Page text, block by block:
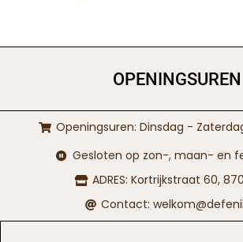
OPENINGSUREN
Openingsuren: Dinsdag -
Gesloten op zon-, maan- en
ADRES: Kortrijkstraat 60,
Contact: